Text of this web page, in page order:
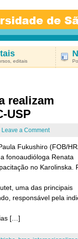
editais
realizam
USP
Leave a Comment
Fukushiro (FOB/
fonoaudióloga Renata
no Karolinska.
uma das principais
responsável pela
[…]